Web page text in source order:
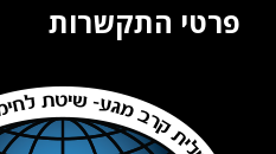
פרטי התקשרות